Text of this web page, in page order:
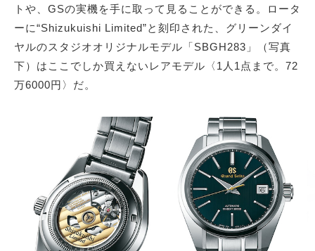
トや、GSの実機を手に取って見ることができる。ロータ
ーに“Shizukuishi Limited”と刻印された、グリーンダイ
ヤルのスタジオオリジナルモデル「SBGH283」（写真
下）はここでしか買えないレアモデル〈1人1点まで。72
万6000円〉だ。